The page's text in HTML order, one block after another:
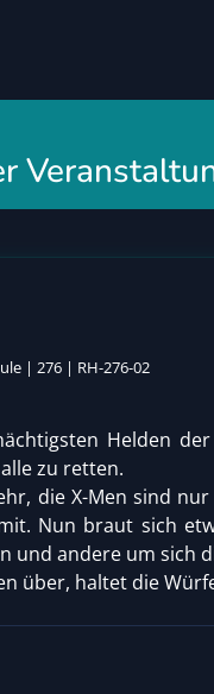
| 276 | RH-276-02
Helden
zu retten.
die X-Men sind
Nun braut sich
und andere um sich
über, haltet die